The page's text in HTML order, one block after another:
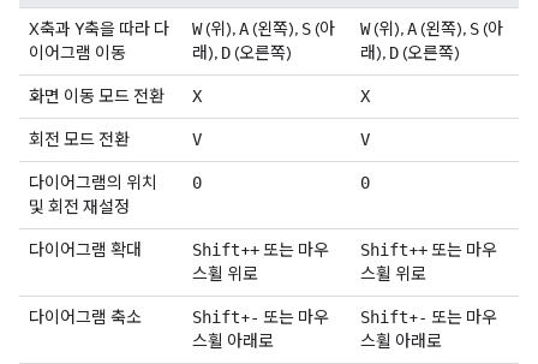
X축과 Y축을 따라 다
이어그램 이동
W(위),A(왼쪽), S(아
래), D(오른쪽)
W(위),A(왼쪽), S(아
래), D(오른쪽)
화면 이동 모드 전환
X X
회전 모드 전환 V V
다이어그램의 위치
및 회전 재설정
0 0
다이어그램 확대 Shift++ 또는 마우
스휠 위로
Shift++ 또는 마우
스휠 위로
다이어그램 축소
Shift+- 또는 마우
스휠 아래로
Shift+- 또는 마우
스휠 아래로